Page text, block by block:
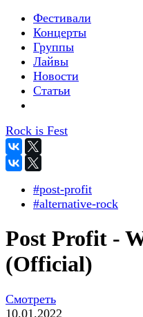
Фестивали
Концерты
Группы
Лайвы
Новости
Статьи
Rock is Fest
#post-profit
#alternative-rock
Post Profit -
(Official)
Смотреть
10.01.2022